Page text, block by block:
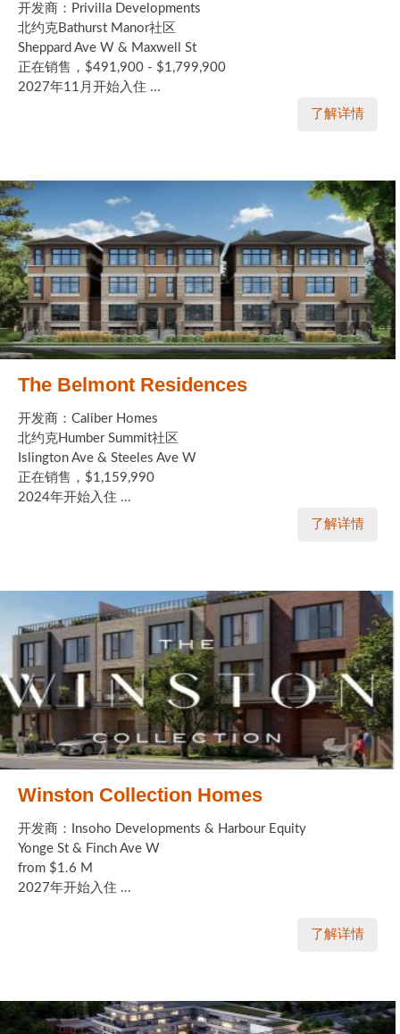
开发商：Privilla Developments
北约克Bathurst Manor社区
Sheppard Ave W & Maxwell St
正在销售，$491,900 - $1,799,900
2027年11月开始入住 ...
了解详情
The Belmont Residences
开发商：Caliber Homes
北约克Humber Summit社区
Islington Ave & Steeles Ave W
正在销售，$1,159,990
2024年开始入住 ...
了解详情
Winston Collection Homes
开发商：Insoho Developments & Harbour Equity
Yonge St & Finch Ave W
from $1.6 M
2027年开始入住 ...
了解详情